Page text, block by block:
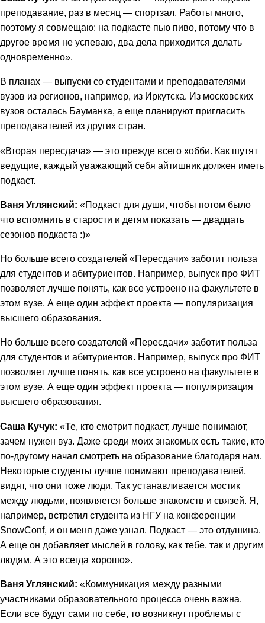
преподавание, раз в месяц — спортзал. Работы много,
поэтому я совмещаю: на подкасте пью пиво, потому что в
другое время не успеваю, два дела приходится делать
одновременно».
В планах — выпуски со студентами и преподавателями
вузов из регионов, например, из Иркутска. Из московских
вузов осталась Бауманка, а еще планируют пригласить
преподавателей из других стран.
«Вторая пересдача» — это прежде всего хобби. Как шутят
ведущие, каждый уважающий себя айтишник должен иметь
подкаст.
Ваня Углянский: «Подкаст для души, чтобы потом было
что вспомнить в старости и детям показать — двадцать
сезонов подкаста :)»
Но больше всего создателей «Пересдачи» заботит польза
для студентов и абитуриентов. Например, выпуск про ФИТ
позволяет лучше понять, как все устроено на факультете в
этом вузе. А еще один эффект проекта — популяризация
высшего образования.
Но больше всего создателей «Пересдачи» заботит польза
для студентов и абитуриентов. Например, выпуск про ФИТ
позволяет лучше понять, как все устроено на факультете в
этом вузе. А еще один эффект проекта — популяризация
высшего образования.
Саша Кучук: «Те, кто смотрит подкаст, лучше понимают,
зачем нужен вуз. Даже среди моих знакомых есть такие, кто
по-другому начал смотреть на образование благодаря нам.
Некоторые студенты лучше понимают преподавателей,
видят, что они тоже люди. Так устанавливается мостик
между людьми, появляется больше знакомств и связей. Я,
например, встретил студента из НГУ на конференции
SnowConf, и он меня даже узнал. Подкаст — это отдушина.
А еще он добавляет мыслей в голову, как тебе, так и другим
людям. А это всегда хорошо».
Ваня Углянский: «Коммуникация между разными
участниками образовательного процесса очень важна.
Если все будут сами по себе, то возникнут проблемы с